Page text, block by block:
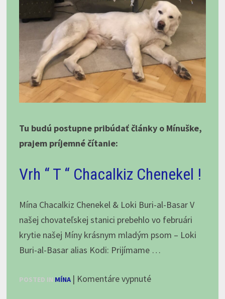
Tu budú postupne pribúdať články o Mínuške,
prajem príjemné čítanie:
Vrh “ T “ Chacalkiz Chenekel !
Mína Chacalkiz Chenekel & Loki Buri-al-Basar V
našej chovateľskej stanici prebehlo vo februári
krytie našej Míny krásnym mladým psom – Loki
Buri-al-Basar alias Kodi: Prijímame …
POSTED IN MÍNA | Komentáre vypnuténa